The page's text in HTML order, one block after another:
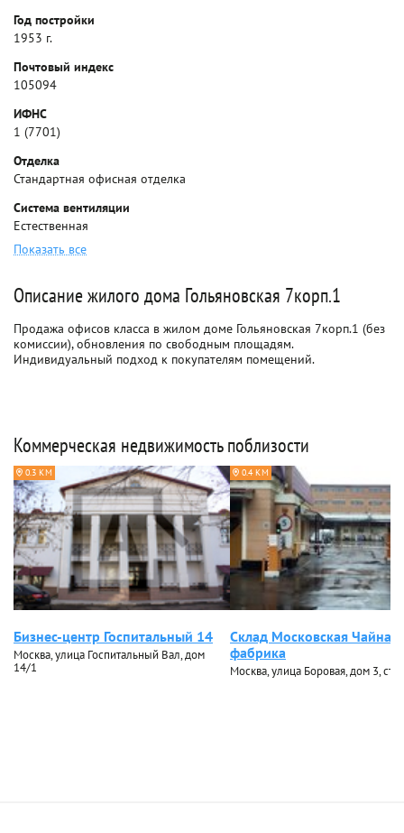
Год постройки
1953 г.
Почтовый индекс
105094
ИФНС
1 (7701)
Отделка
Стандартная офисная отделка
Система вентиляции
Естественная
Показать все
Описание жилого дома Гольяновская 7корп.1
Продажа офисов класса в жилом доме Гольяновская 7корп.1 (без
комиссии), обновления по свободным площадям.
Индивидуальный подход к покупателям помещений.
Коммерческая недвижимость поблизости
0.3 КМ
Бизнес-центр Госпитальный 14
Москва, улица Госпитальный Вал, дом
14/1
0.4 КМ
Склад Московская Чайная
фабрика
Москва, улица Боровая, дом 3,